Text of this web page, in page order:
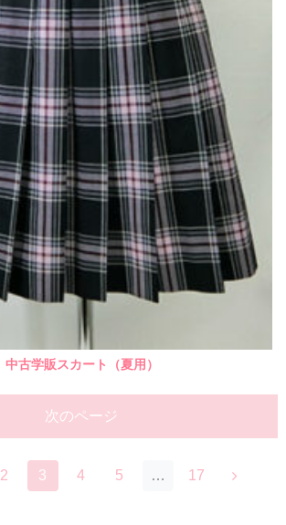
中古学販スカート（夏用）
次のページ
2 3 4 5 … 17